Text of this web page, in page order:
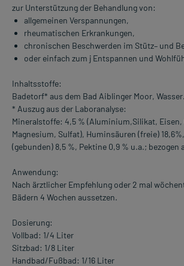
zur Unterstützung der Behandlung von:
allgemeinen Verspannungen,
rheumatischen Erkrankungen,
chronischen Beschwerden im Stütz– und
oder einfach zum j Entspannen und
Inhaltsstoffe:
Badetorf* aus dem Bad Aiblinger Moor, Wasser.
* Auszug aus der Laboranalyse:
Mineralstoffe: 4,5 % (Aluminium,Silikat,
Magnesium, Sulfat), Huminsäuren (freie)
(gebunden) 8,5 %, Pektine 0,9 % u.a.; bezogen
Anwendung:
Nach ärztlicher Empfehlung oder 2 mal
Bädern 4 Wochen aussetzen.
Dosierung:
Vollbad: 1/4 Liter
Sitzbad: 1/8 Liter
Handbad/Fußbad: 1/16 Liter